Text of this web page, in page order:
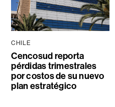
CHILE
Cencosud reporta
pérdidas trimestrales
por costos de su nuevo
plan estratégico